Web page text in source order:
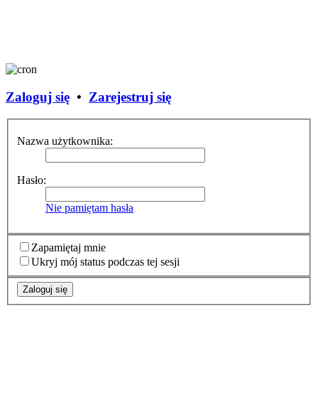
Zaloguj się • Zarejestruj się
Nazwa użytkownika:
Hasło:
Nie pamiętam hasła
Zapamiętaj mnie
Ukryj mój status podczas tej sesji